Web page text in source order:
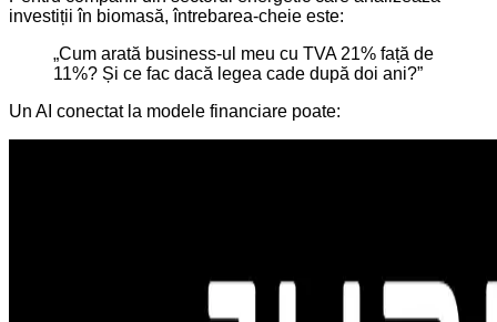
investiții în biomasă, întrebarea-cheie este:
„Cum arată business-ul meu cu TVA 21% față de
11%? Și ce fac dacă legea cade după doi ani?”
Un AI conectat la modele financiare poate: